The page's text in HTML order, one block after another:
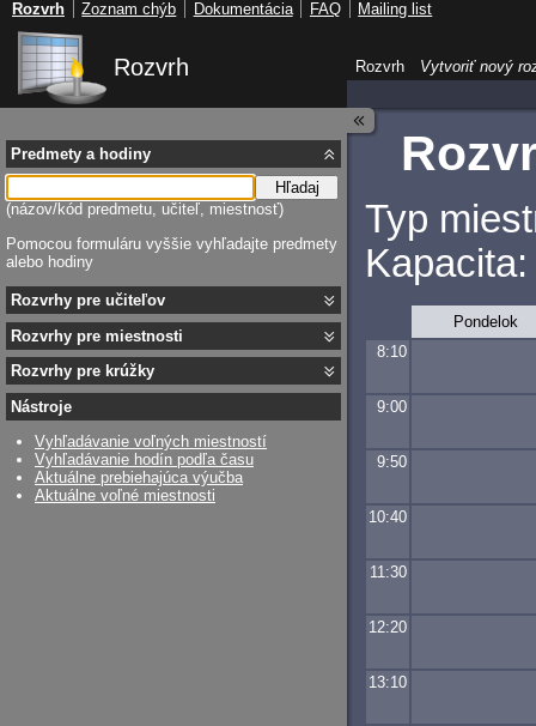
Rozvrh
Typ
Pondelok
8:10
9:00
9:50
10:40
11:30
12:20
13:10
Predmety a hodiny
Hľadaj
(názov/kód predmetu, učiteľ, miestnosť)
Pomocou formuláru vyššie vyhľadajte predmety
alebo hodiny
Rozvrhy pre učiteľov
Rozvrhy pre miestnosti
Rozvrhy pre krúžky
Nástroje
Vyhľadávanie voľných miestností
Vyhľadávanie hodín podľa času
Aktuálne prebiehajúca výučba
Aktuálne voľné miestnosti
Rozvrh Vytvoriť nový
Rozvrh Zoznam chýb Dokumentácia FAQ Mailing list